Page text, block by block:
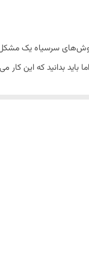
جوش‌های سرسیاه یک
بدانید که این کار
این هدف از روتین